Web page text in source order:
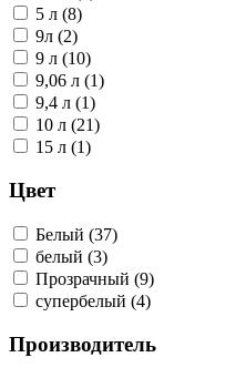
5 л (8)
9л (2)
9 л (10)
9,06 л (1)
9,4 л (1)
10 л (21)
15 л (1)
Цвет
Белый (37)
белый (3)
Прозрачный (9)
супербелый (4)
Производитель